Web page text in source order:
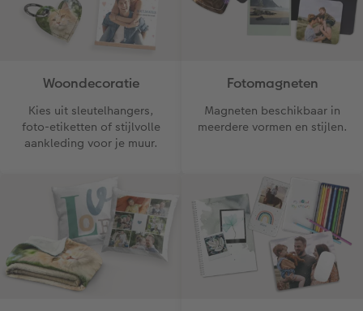
Ontwerpopties
Pasfoto's maken
Uitleg over fotoformaten
Woondecoratie
Kies uit sleutelhangers,
foto-etiketten of stijlvolle
aankleding voor je muur.
Fotomagneten
Magneten beschikbaar in
meerdere vormen en stijlen.